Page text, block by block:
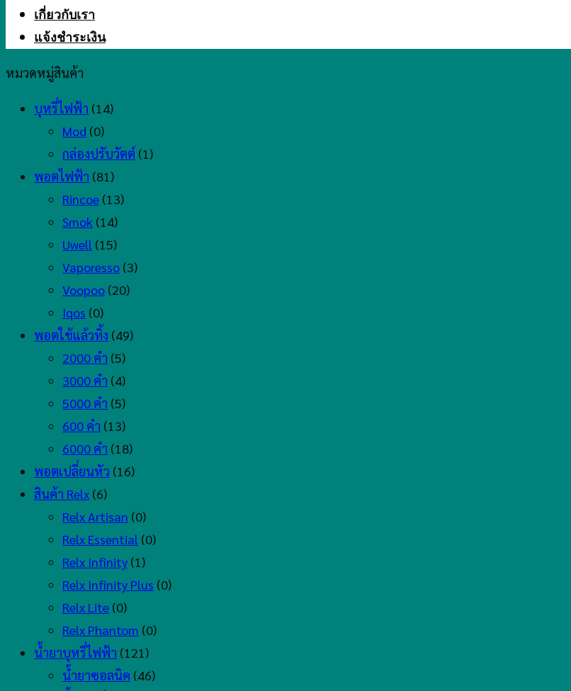
เกี่ยวกับเรา
แจ้งชำระเงิน
หมวดหมู่สินค้า
บุหรี่ไฟฟ้า (14)
Mod (0)
กล่องปรับวัตต์ (1)
พอตไฟฟ้า (81)
Rincoe (13)
Smok (14)
Uwell (15)
Vaporesso (3)
Voopoo (20)
Iqos (0)
พอตใช้แล้วทิ้ง (49)
2000 คำ (5)
3000 คำ (4)
5000 คำ (5)
600 คำ (13)
6000 คำ (18)
พอตเปลี่ยนหัว (16)
สินค้า Relx (6)
Relx Artisan (0)
Relx Essential (0)
Relx Infinity (1)
Relx Infinity Plus (0)
Relx Lite (0)
Relx Phantom (0)
น้ำยาบุหรี่ไฟฟ้า (121)
น้ำยาซอลนิค (46)